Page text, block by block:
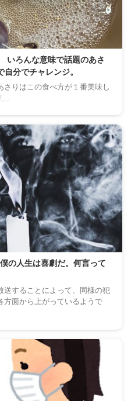
ろんな意味で話題のあさ
分でチャレンジ。
りはこの食べ方が１番美味し
。
の人生は喜劇だ。何言って
送することによって、同様の犯
方面から上がっているようで